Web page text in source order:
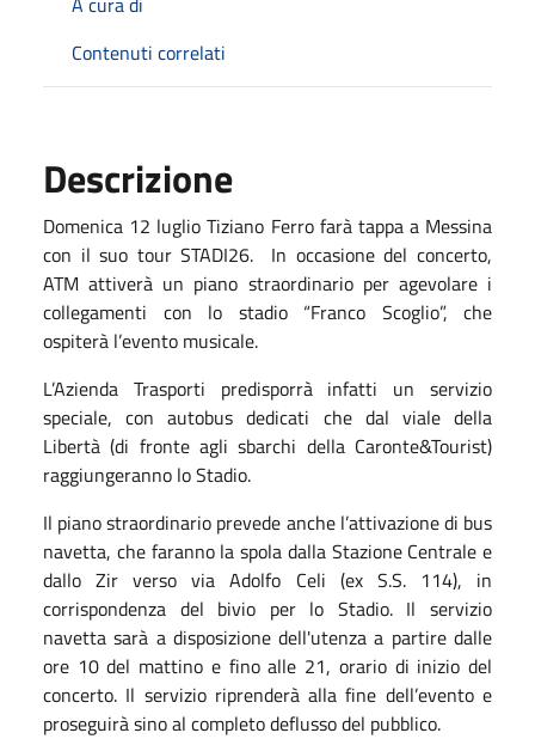
Contenuti correlati
Descrizione
Domenica 12 luglio Tiziano Ferro farà tappa a Messina
con il suo tour STADI26.
In occasione del concerto,
ATM attiverà un piano straordinario per agevolare i
collegamenti con lo stadio “Franco Scoglio”, che
ospiterà l’evento musicale.
L’Azienda Trasporti predisporrà infatti un servizio
speciale, con autobus dedicati che dal viale della
Libertà (di fronte agli sbarchi della Caronte&Tourist)
raggiungeranno lo Stadio.
Il piano straordinario prevede anche l’attivazione di bus
navetta, che faranno la spola dalla Stazione Centrale e
dallo Zir verso via Adolfo Celi (ex S.S. 114), in
corrispondenza del bivio per lo Stadio. Il servizio
navetta sarà a disposizione dell'utenza a partire dalle
ore 10 del mattino e fino alle 21, orario di inizio del
concerto. Il servizio riprenderà alla fine dell’evento e
proseguirà sino al completo deflusso del pubblico.